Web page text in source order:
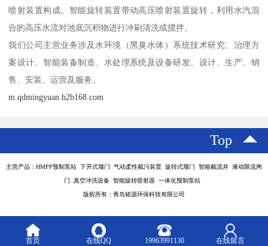
喷射装置构成。智能旋转装置带动高压喷射装置旋转，利用水汽混
合的高压水流对池底沉积物进行冲刷清洗或搅拌。
我们公司主营业务涉及水环境（黑臭水体）系统技术研究、治理方
案设计、智能装备制造、水处理系统及设备研发、设计、生产、销
售、安装、运营及服务。
m.qdmingyuan.b2b168.com
Top
主营产品：HMPP预制泵站 下开式堰门 气动柔性截污装置 旋转式堰门 智能截流井 液动限流闸
门 真空冲洗设备 智能旋转喷射器 一体化预制泵站
版权所有：青岛铭源环保科技有限公司
首页 在线QQ 19963991130 在线留言